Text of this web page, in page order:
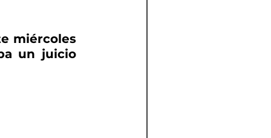
miércoles
un juicio